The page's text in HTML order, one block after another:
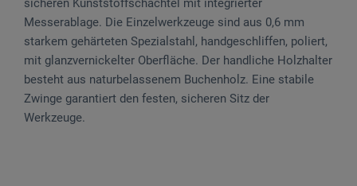
Messerablage. Die Einzelwerkzeuge sind aus 0,6 mm
starkem gehärteten Spezialstahl, handgeschliffen, poliert,
mit glanzvernickelter ­Ober­fläche. Der handliche Holzhalter
besteht aus ­naturbelassenem Buchenholz. Eine stabile
Zwinge garantiert den festen, sicheren Sitz der
Werkzeuge.